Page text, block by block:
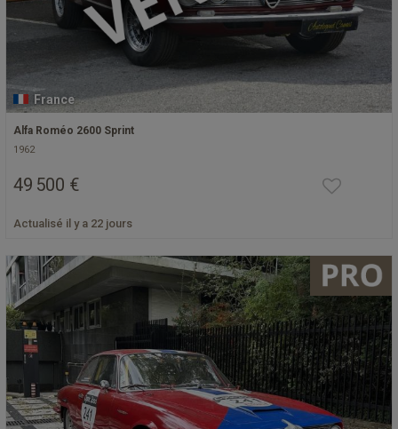
France
Alfa Roméo 2600 Sprint
1962
49 500 €
Actualisé il y a 22 jours